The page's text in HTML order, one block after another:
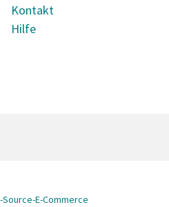
Kontakt
Hilfe
Source-E-Commerce